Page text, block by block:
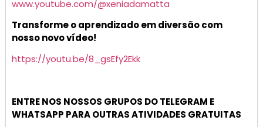
www.youtube.com/@xeniadamatta
Transforme o aprendizado em diversão com
nosso novo vídeo!
https://youtu.be/8_gsEfy2Ekk
ENTRE NOS NOSSOS GRUPOS DO TELEGRAM E
WHATSAPP PARA OUTRAS ATIVIDADES GRATUITAS